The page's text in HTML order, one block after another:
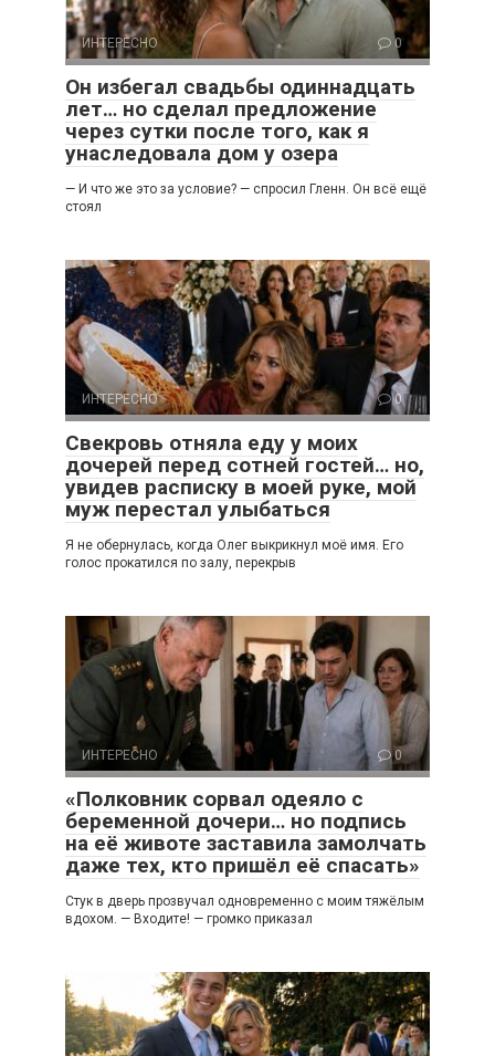
ИНТЕРЕСНО 0
Он избегал свадьбы одиннадцать
лет… но сделал предложение
через сутки после того, как я
унаследовала дом у озера
— И что же это за условие? — спросил Гленн. Он всё ещё
стоял
ИНТЕРЕСНО 0
Свекровь отняла еду у моих
дочерей перед сотней гостей… но,
увидев расписку в моей руке, мой
муж перестал улыбаться
Я не обернулась, когда Олег выкрикнул моё имя. Его
голос прокатился по залу, перекрыв
ИНТЕРЕСНО 0
«Полковник сорвал одеяло с
беременной дочери… но подпись
на её животе заставила замолчать
даже тех, кто пришёл её спасать»
Стук в дверь прозвучал одновременно с моим тяжёлым
вдохом. — Входите! — громко приказал